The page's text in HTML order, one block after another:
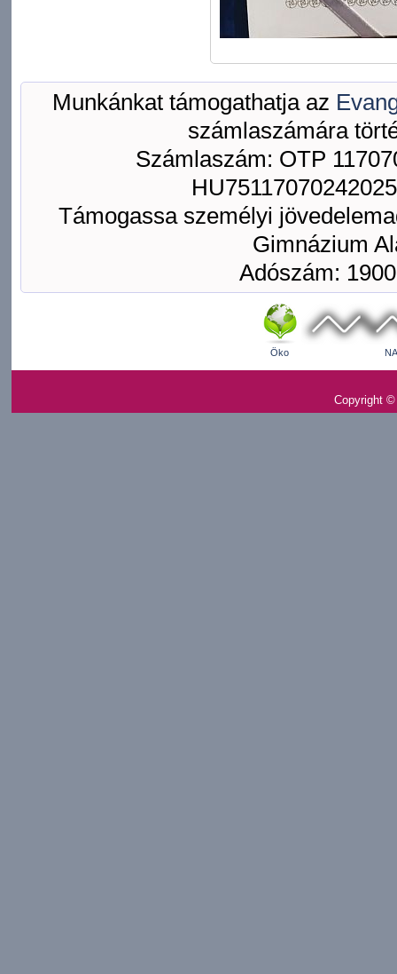
Munkánkat támogathatja az
számlaszámára
Számlaszám: OTP
Támogassa személyi
Gimnázium
Adószám:
Öko
Copyright